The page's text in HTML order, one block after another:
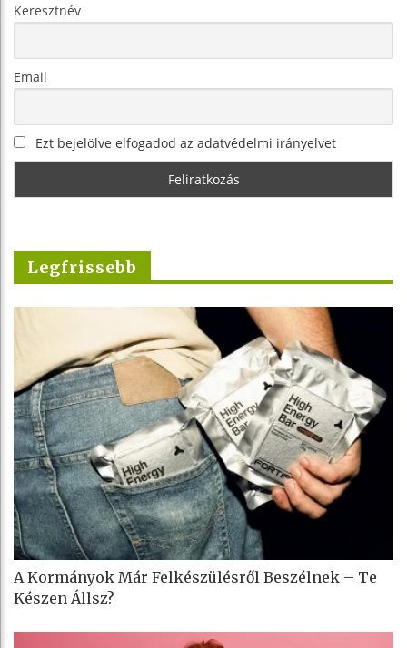
Keresztnév
Email
Ezt bejelölve elfogadod az adatvédelmi irányelvet
Legfrissebb
A Kormányok Már Felkészülésről Beszélnek – Te
Készen Állsz?